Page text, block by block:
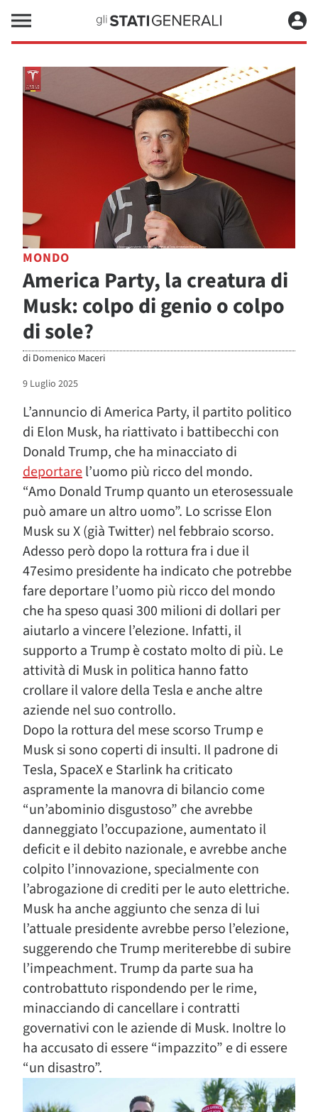
MONDO
America Party, la creatura di
Musk: colpo di genio o colpo
di sole?
di Domenico Maceri
9 Luglio 2025
L’annuncio di America Party, il partito politico
di Elon Musk, ha riattivato i battibecchi con
Donald Trump, che ha minacciato di
deportarel’uomo più ricco del mondo.
“Amo Donald Trump quanto un eterosessuale
può amare un altro uomo”. Lo scrisse Elon
Musk su X (già Twitter) nel febbraio scorso.
Adesso però dopo la rottura fra i due il
47esimo presidente ha indicato che potrebbe
fare deportare l’uomo più ricco del mondo
che ha speso quasi 300 milioni di dollari per
aiutarlo a vincere l’elezione. Infatti, il
supporto a Trump è costato molto di più. Le
attività di Musk in politica hanno fatto
crollare il valore della Tesla e anche altre
aziende nel suo controllo.
Dopo la rottura del mese scorso Trump e
Musk si sono coperti di insulti. Il padrone di
Tesla, SpaceX e Starlink ha criticato
aspramente la manovra di bilancio come
“un’abominio disgustoso” che avrebbe
danneggiato l’occupazione, aumentato il
deficit e il debito nazionale, e avrebbe anche
colpito l’innovazione, specialmente con
l’abrogazione di crediti per le auto elettriche.
Musk ha anche aggiunto che senza di lui
l’attuale presidente avrebbe perso l’elezione,
suggerendo che Trump meriterebbe di subire
l’impeachment. Trump da parte sua ha
controbattuto rispondendo per le rime,
minacciando di cancellare i contratti
governativi con le aziende di Musk. Inoltre lo
ha accusato di essere “impazzito” e di essere
“un disastro”.